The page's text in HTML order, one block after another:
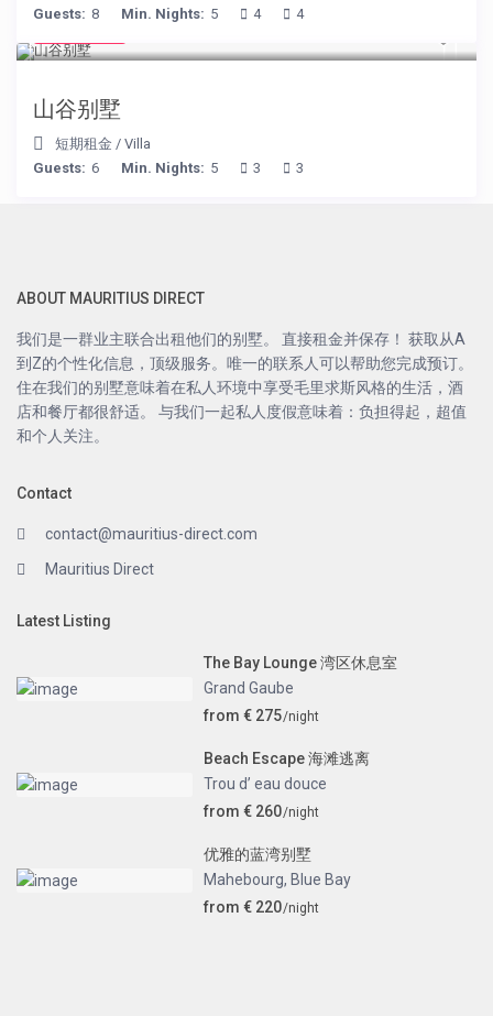
Guests: 8 Min. Nights: 5 4 4
山谷别墅
短期租金 /Villa
Guests: 6 Min. Nights: 5 3 3
ABOUT MAURITIUS DIRECT
我们是一群业主联合出租他们的别墅。 直接租金并保存！ 获取从A
到Z的个性化信息，顶级服务。唯一的联系人可以帮助您完成预订。
住在我们的别墅意味着在私人环境中享受毛里求斯风格的生活，酒
店和餐厅都很舒适。 与我们一起私人度假意味着：负担得起，超值
和个人关注。
Contact
contact@mauritius-direct.com
Mauritius Direct
Latest Listing
The Bay Lounge 湾区休息室
Grand Gaube
from € 275/night
Beach Escape 海滩逃离
Trou d’ eau douce
from € 260/night
优雅的蓝湾别墅
Mahebourg, Blue Bay
from € 220/night